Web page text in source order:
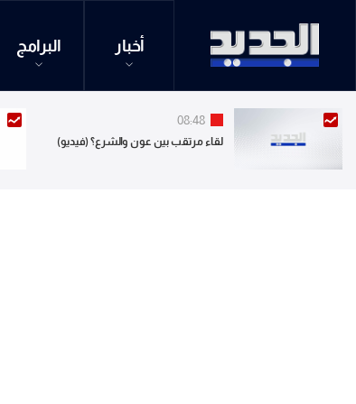
أخبار البرامج
08:48
لقاء مرتقب بين عون والشرع؟ (فيديو)